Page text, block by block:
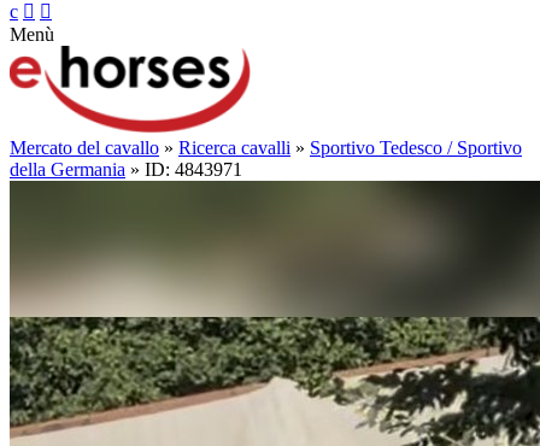
c  
Menù
Mercato del cavallo » Ricerca cavalli » Sportivo Tedesco / Sportivo
della Germania » ID: 4843971